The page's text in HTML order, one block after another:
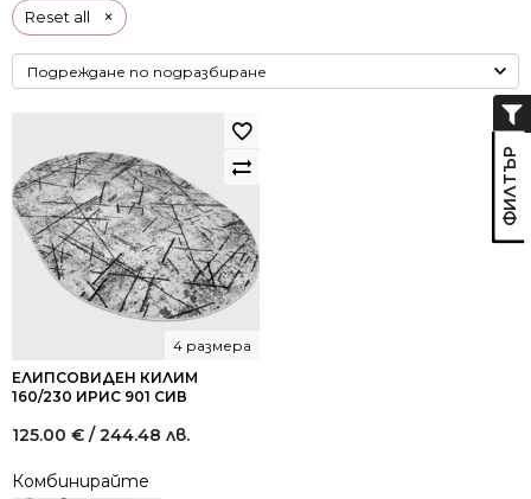
Reset all ×
ЕЛИПСОВИДЕН КИЛИМ
160/230 ИРИС 901 СИВ
4 размера
125.00 € / 244.48 лв.
Комбинирайте